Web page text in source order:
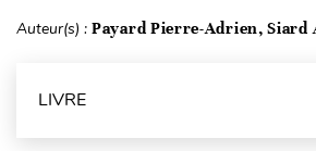
Auteur(s) : Payard Pierre-Adrien, Siard
LIVRE